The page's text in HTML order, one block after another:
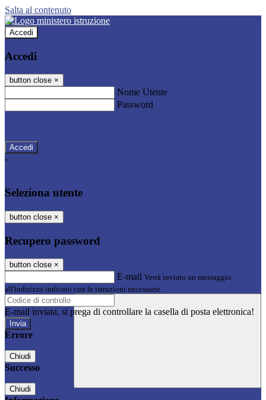
Salta al contenuto
Accedi
Accedi
button close ×
Nome Utente
Password
-
Seleziona utente
button close ×
Recupero password
button close ×
E-mail Verrà inviato un messaggio
all'indirizzo indicato con le istruzioni necessarie.
E-mail inviata, si prega di controllare la casella di posta elettronica!
Errore
Chiudi
Successo
Chiudi